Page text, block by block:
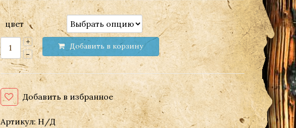
цвет
Добавить в корзину
Добавить в избранное
Артикул:Н/Д